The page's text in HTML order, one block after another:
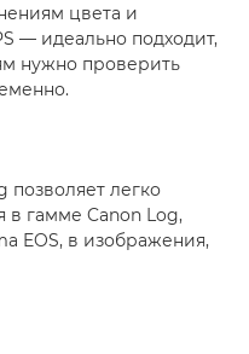
цвета и
— идеально подходит,
нужно проверить
легко
в гамме Canon Log,
EOS, в изображения,